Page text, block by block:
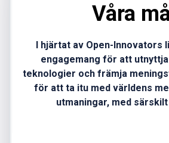
Våra
I hjärtat av Open-Innovators
engagemang för att
teknologier och främja
för att ta itu med världens
utmaningar, med